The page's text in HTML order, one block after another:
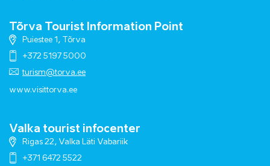
Tõrva Tourist Information Point
Puiestee 1, Tõrva
+372 5197 5000
turism@torva.ee
www.visittorva.ee
Valka tourist infocenter
Rigas 22, Valka Läti Vabariik
+371 6472 5522